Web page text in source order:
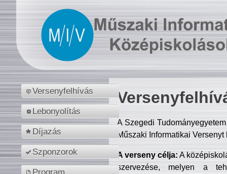
Versenyfelhívás
Lebonyolítás
Díjazás
Szponzorok
Program
A Szegedi
Műszaki Informatikai
A verseny célja: A
szervezése, melyen a